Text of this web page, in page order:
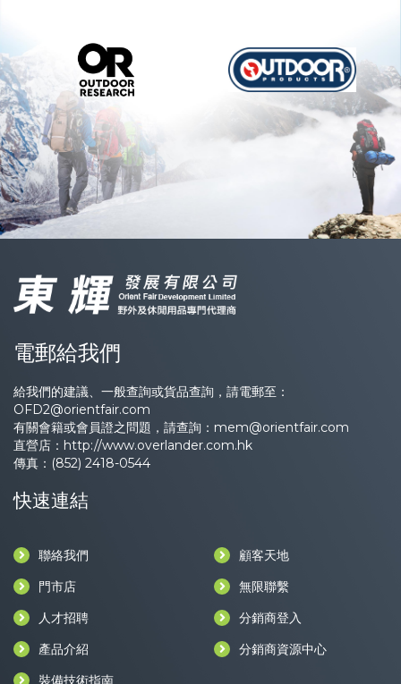
電郵給我們
給我們的建議、一般查詢或貨品查詢，請電郵至：
OFD2@orientfair.com
有關會籍或會員證之問題，請查詢： mem@orientfair.com
直營店： http://www.overlander.com.hk
傳真：(852) 2418-0544
快速連結
聯絡我們
門市店
人才招聘
產品介紹
裝備技術指南
顧客天地
無限聯繫
分銷商登入
分銷商資源中心